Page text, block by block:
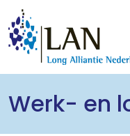
Werk- en